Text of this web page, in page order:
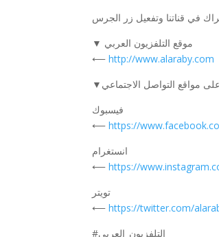
▼ موقع التلفزيون العربي
⟵http://www.alaraby.com
على مواقع التواصل الاجتماعي
فيسبوك
⟵https://
انستغرام
⟵https://
تويتر
⟵https://twitter.com/
#التلفزيون_العربي